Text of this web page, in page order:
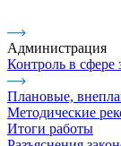
Администрация
Контроль в сфере
Плановые,
Методические
Итоги работы